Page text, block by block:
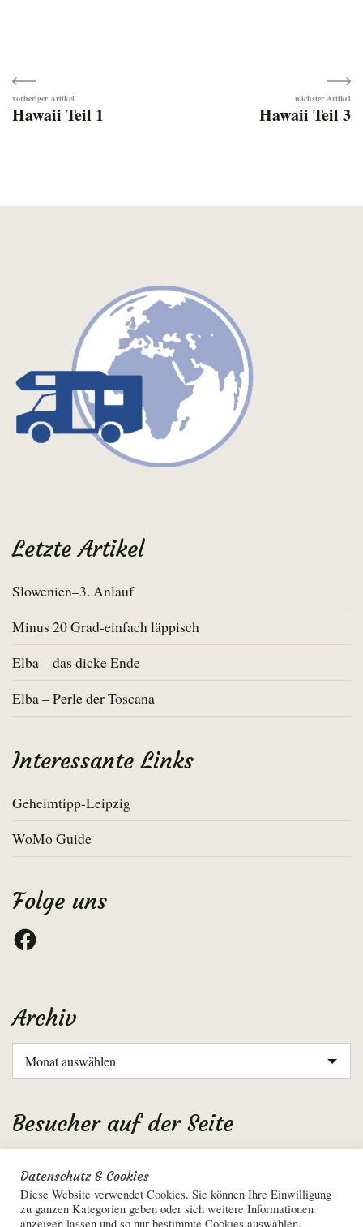
Beitragsnavigation
Hawaii Teil 1 Hawaii Teil 3
Letzte Artikel
Slowenien–3. Anlauf
Minus 20 Grad-einfach läppisch
Elba – das dicke Ende
Elba – Perle der Toscana
Interessante Links
Geheimtipp-Leipzig
WoMo Guide
Folge uns
Facebook
Archiv
Archiv
Besucher auf der Seite
Gesamt: 2605864
Datenschutz & Cookies
Diese Website verwendet Cookies. Sie können Ihre Einwilligung
zu ganzen Kategorien geben oder sich weitere Informationen
anzeigen lassen und so nur bestimmte Cookies auswählen.